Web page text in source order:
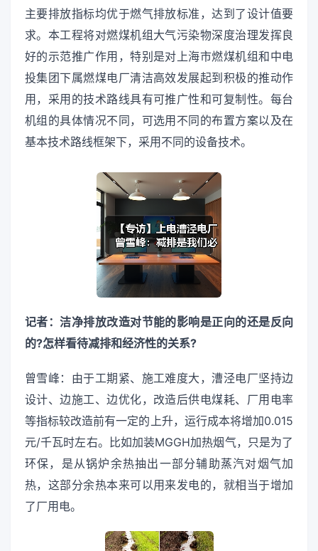
主要排放指标均优于燃气排放标准，达到了设计值要
求。本工程将对燃煤机组大气污染物深度治理发挥良
好的示范推广作用，特别是对上海市燃煤机组和中电
投集团下属燃煤电厂清洁高效发展起到积极的推动作
用，采用的技术路线具有可推广性和可复制性。每台
机组的具体情况不同，可选用不同的布置方案以及在
基本技术路线框架下，采用不同的设备技术。
记者：洁净排放改造对节能的影响是正向的还是反向
的?怎样看待减排和经济性的关系?
曾雪峰：由于工期紧、施工难度大，漕泾电厂坚持边
设计、边施工、边优化，改造后供电煤耗、厂用电率
等指标较改造前有一定的上升，运行成本将增加0.015
元/千瓦时左右。比如加装MGGH加热烟气，只是为了
环保，是从锅炉余热抽出一部分辅助蒸汽对烟气加
热，这部分余热本来可以用来发电的，就相当于增加
了厂用电。